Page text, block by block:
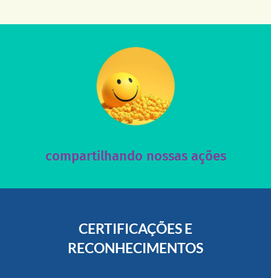
compartilhando nossas ações
Acesse nossas redes sociais e nos ajude compartilhando
nossos posts e nosso site!
acesse nosso instagram
CERTIFICAÇÕES E
RECONHECIMENTOS